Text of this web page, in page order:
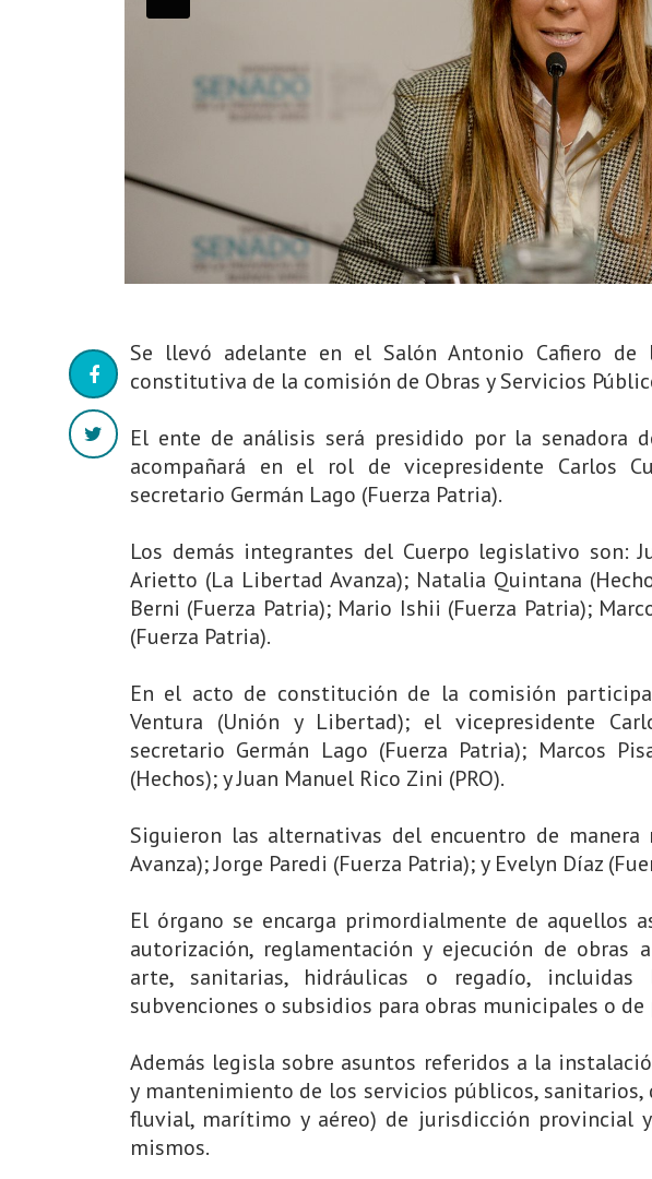
Se llevó adelante en el Salón Antonio Cafiero
constitutiva de la comisión de Obras y Servicios
El ente de análisis será presidido por la senadora
acompañará en el rol de vicepresidente Carlos
secretario Germán Lago (Fuerza Patria).
Los demás integrantes del Cuerpo legislativo son:
Arietto (La Libertad Avanza); Natalia Quintana
Berni (Fuerza Patria); Mario Ishii (Fuerza Patria);
(Fuerza Patria).
En el acto de constitución de la comisión
Ventura (Unión y Libertad); el vicepresidente
secretario Germán Lago (Fuerza Patria); Marcos
(Hechos); y Juan Manuel Rico Zini (PRO).
Siguieron las alternativas del encuentro de
Avanza); Jorge Paredi (Fuerza Patria); y Evelyn Díaz
El órgano se encarga primordialmente de aquellos
autorización, reglamentación y ejecución de obras
arte, sanitarias, hidráulicas o regadío, incluidas
subvenciones o subsidios para obras municipales o
Además legisla sobre asuntos referidos a la
y mantenimiento de los servicios públicos,
fluvial, marítimo y aéreo) de jurisdicción provincial
mismos.